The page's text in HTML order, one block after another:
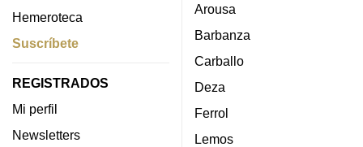
Hemeroteca
Suscríbete
REGISTRADOS
Mi perfil
Newsletters
Arousa
Barbanza
Carballo
Deza
Ferrol
Lemos